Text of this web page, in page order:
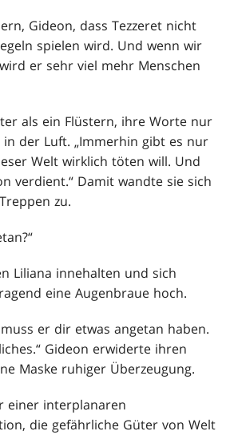
Gideon, dass Tezzeret nicht
spielen wird. Und wenn wir
er sehr viel mehr Menschen
als ein Flüstern, ihre Worte nur
der Luft. „Immerhin gibt es nur
Welt wirklich töten will. Und
verdient.“ Damit wandte sie sich
zu.
Liliana innehalten und sich
eine Augenbraue hoch.
er dir etwas angetan haben.
Gideon erwiderte ihren
Maske ruhiger Überzeugung.
einer interplanaren
die gefährliche Güter von Welt